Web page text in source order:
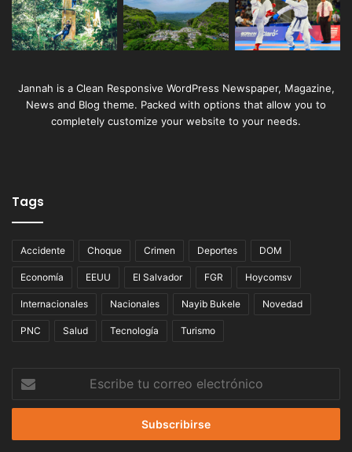
Jannah is a Clean Responsive WordPress Newspaper, Magazine,
News and Blog theme. Packed with options that allow you to
completely customize your website to your needs.
Tags
Accidente Choque Crimen Deportes DOM
Economía EEUU El Salvador FGR Hoycomsv
Internacionales Nacionales Nayib Bukele Novedad
PNC Salud Tecnología Turismo
correo